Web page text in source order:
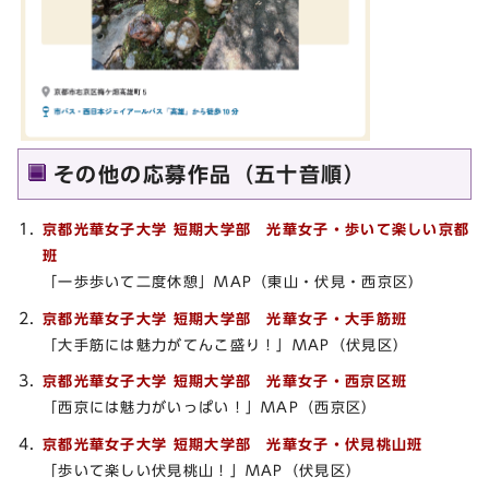
その他の応募作品（五十音順）
京都光華女子大学 短期大学部 光華女子・歩いて楽しい京都
班
「一歩歩いて二度休憩」MAP（東山・伏見・西京区）
京都光華女子大学 短期大学部 光華女子・大手筋班
「大手筋には魅力がてんこ盛り！」MAP（伏見区）
京都光華女子大学 短期大学部 光華女子・西京区班
「西京には魅力がいっぱい！」MAP（西京区）
京都光華女子大学 短期大学部 光華女子・伏見桃山班
「歩いて楽しい伏見桃山！」MAP（伏見区）